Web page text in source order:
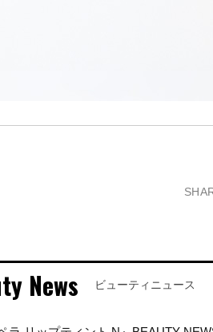
News ビューティニュース